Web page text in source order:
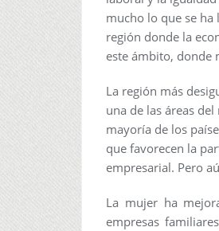
mucho lo que se ha
región donde la
este ámbito, donde
La región más
una de las áreas
mayoría de los
que favorecen la
empresarial. Pero
La mujer ha
empresas